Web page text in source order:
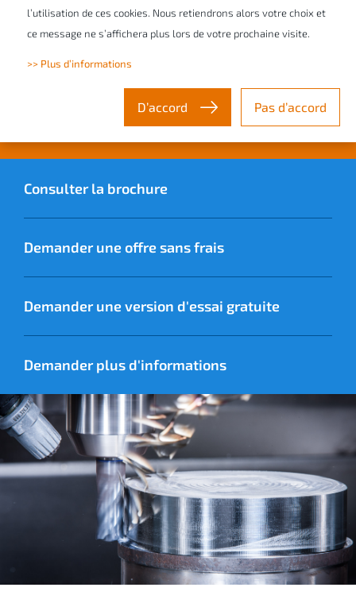
l’utilisation de ces cookies. Nous retiendrons alors votre choix et
ce message ne s’affichera plus lors de votre prochaine visite.
>> Plus d’informations
D’accord Pas d’accord
iMachining et supportant le tournage-
fraisage multi-tâches et le décolletage.
En savoir plus sur SolidCAM
Consulter la brochure
Demander une offre sans frais
Demander une version d'essai gratuite
Demander plus d'informations